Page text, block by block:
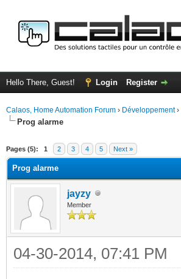
Hello There, Guest! Login Register
Calaos, Home Automation Forum › Développement›
Prog alarme
Pages (5): 1 2 3 4 5 Next »
Prog alarme
jayzy
Member
04-30-2014, 07:41 PM